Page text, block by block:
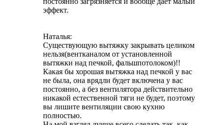
эффект.
Наталья:
Существующую вытяжку закрывать целиком
нельзя(вентканалом от установленной
вытяжки над печкой, фальшпотолоком)!!
Какая бы хорошая вытяжка над печкой у вас
не была, она врядли будет включена у вас
постоянно, а без вентилятора действительно
никакой естественной тяги не будет, поэтому
вы лишите вентиляции свою кухню
полностью.